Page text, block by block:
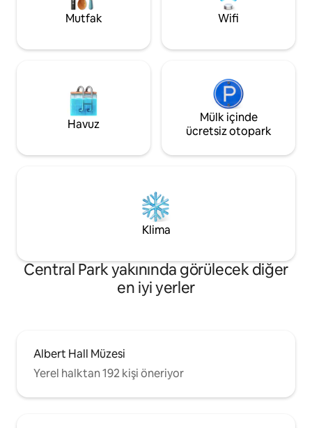
nedeniyle ziyaretçilere izin verilmiyor.
ebeveyn banyosu
Mutfak Wifi
Havuz
Mülk içinde
ücretsiz otopark
Klima
Central Park yakınında görülecek diğer
en iyi yerler
Albert Hall Müzesi
Yerel halktan 192 kişi öneriyor